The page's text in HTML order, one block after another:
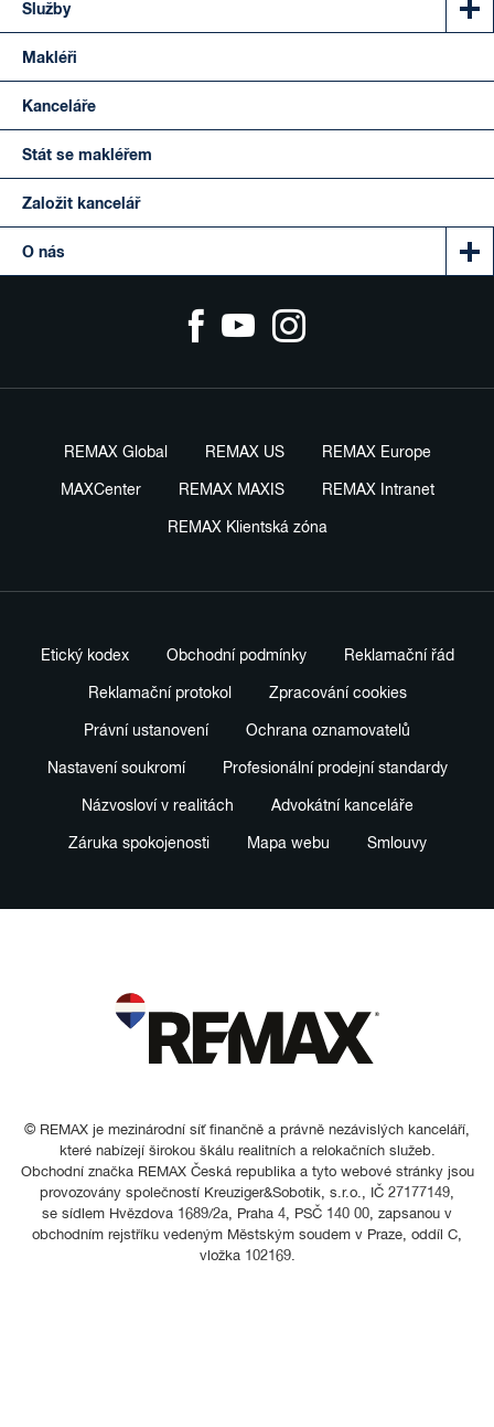
Služby
Makléři
Kanceláře
Stát se makléřem
Založit kancelář
O nás
REMAX Global REMAX US REMAX Europe
MAXCenter REMAX MAXIS REMAX Intranet
REMAX Klientská zóna
Etický kodex Obchodní podmínky Reklamační řád
Reklamační protokol Zpracování cookies
Právní ustanovení Ochrana oznamovatelů
Nastavení soukromí Profesionální prodejní standardy
Názvosloví v realitách Advokátní kanceláře
Záruka spokojenosti Mapa webu Smlouvy
© REMAX je mezinárodní síť finančně a právně nezávislých kanceláří,
které nabízejí širokou škálu realitních a relokačních služeb.
Obchodní značka REMAX Česká republika a tyto webové stránky jsou
provozovány společností Kreuziger&Sobotik, s.r.o., IČ 27177149,
se sídlem Hvězdova 1689/2a, Praha 4, PSČ 140 00, zapsanou v
obchodním rejstříku vedeným Městským soudem v Praze, oddíl C,
vložka 102169.